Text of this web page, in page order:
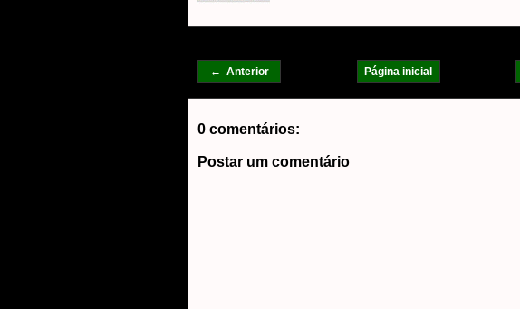
← Anterior Página inicial
0 comentários:
Postar um comentário